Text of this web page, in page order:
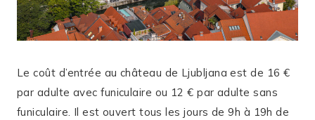
Le coût d’entrée au château de Ljubljana est de 16 €
par adulte avec funiculaire ou 12 € par adulte sans
funiculaire. Il est ouvert tous les jours de 9h à 19h de